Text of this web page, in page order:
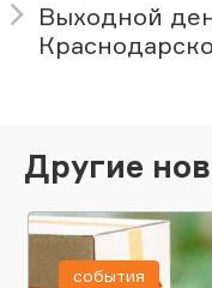
Выходной
Другие
события